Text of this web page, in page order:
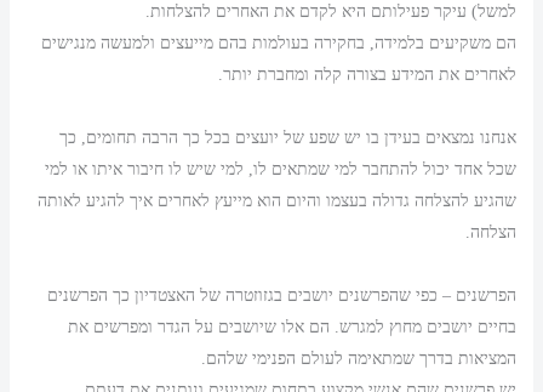
למשל) עיקר פעילותם היא לקדם את האחרים להצלחות.
הם משקיעים בלמידה, בחקירה בעולמות בהם מייעצים ולמעשה מנגישים
לאחרים את המידע בצורה קלה ומחברת יותר.
אנחנו נמצאים בעידן בו יש שפע של יועצים בכל כך הרבה תחומים, כך
שכל אחד יכול להתחבר למי שמתאים לו, למי שיש לו חיבור איתו או למי
שהגיע להצלחה גדולה בעצמו והיום הוא מייעץ לאחרים איך להגיע לאותה
הצלחה.
הפרשנים – כפי שהפרשנים יושבים בגזוזטרה של האצטדיון כך הפרשנים
בחיים יושבים מחוץ למגרש. הם אלו שיושבים על הגדר ומפרשים את
המציאות בדרך שמתאימה לעולם הפנימי שלהם.